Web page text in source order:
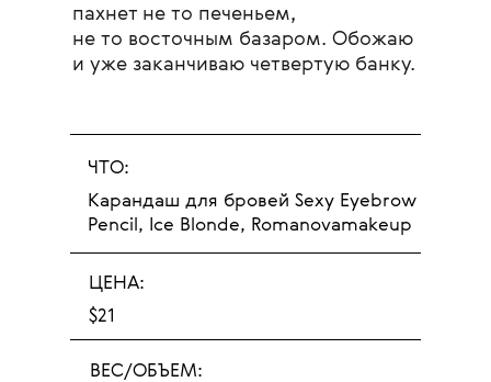
пахнет не то печеньем,
не то восточным базаром. Обожаю
и уже заканчиваю четвертую банку.
ЧТО:
Карандаш для бровей Sexy Eyebrow
Pencil, Ice Blonde, Romanovamakeup
ЦЕНА:
$21
ВЕС/ОБЪЕМ: